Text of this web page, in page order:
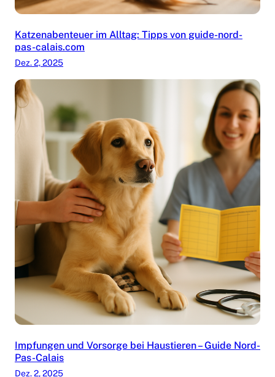
Katzenabenteuer im Alltag: Tipps von guide-nord-
pas-calais.com
Dez. 2, 2025
Impfungen und Vorsorge bei Haustieren – Guide Nord-
Pas-Calais
Dez. 2, 2025